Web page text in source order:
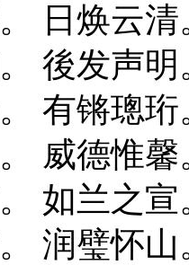
日焕云清
後发声明
有锵璁珩
威德惟馨
如兰之宣
润璧怀山